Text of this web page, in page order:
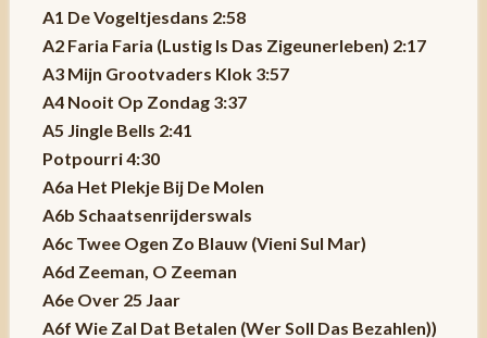
A1 De Vogeltjesdans 2:58
A2 Faria Faria (Lustig Is Das Zigeunerleben) 2:17
A3 Mijn Grootvaders Klok 3:57
A4 Nooit Op Zondag 3:37
A5 Jingle Bells 2:41
Potpourri 4:30
A6a Het Plekje Bij De Molen
A6b Schaatsenrijderswals
A6c Twee Ogen Zo Blauw (Vieni Sul Mar)
A6d Zeeman, O Zeeman
A6e Over 25 Jaar
A6f Wie Zal Dat Betalen (Wer Soll Das Bezahlen))